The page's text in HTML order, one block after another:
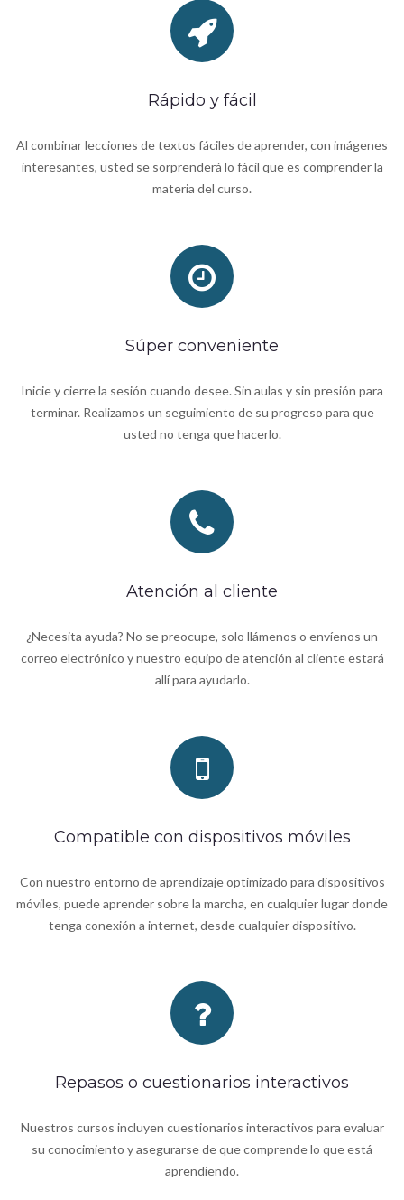
Rápido y fácil
Al combinar lecciones de textos fáciles de aprender, con imágenes
interesantes, usted se sorprenderá lo fácil que es comprender la
materia del curso.
Súper conveniente
Inicie y cierre la sesión cuando desee. Sin aulas y sin presión para
terminar. Realizamos un seguimiento de su progreso para que
usted no tenga que hacerlo.
Atención al cliente
¿Necesita ayuda? No se preocupe, solo llámenos o envíenos un
correo electrónico y nuestro equipo de atención al cliente estará
allí para ayudarlo.
Compatible con dispositivos móviles
Con nuestro entorno de aprendizaje optimizado para dispositivos
móviles, puede aprender sobre la marcha, en cualquier lugar donde
tenga conexión a internet, desde cualquier dispositivo.
Repasos o cuestionarios interactivos
Nuestros cursos incluyen cuestionarios interactivos para evaluar
su conocimiento y asegurarse de que comprende lo que está
aprendiendo.